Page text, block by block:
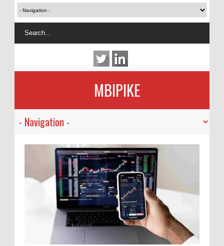
MBIPIKE